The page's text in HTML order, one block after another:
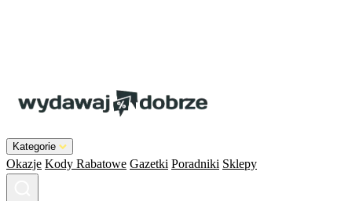
Kategorie
Okazje Kody Rabatowe Gazetki Poradniki Sklepy